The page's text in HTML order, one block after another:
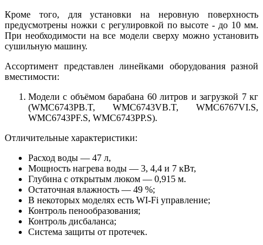
Кроме того, для установки на неровную поверхность
предусмотрены ножки с регулировкой по высоте - до 10 мм.
При необходимости на все модели сверху можно установить
сушильную машину.
Ассортимент представлен линейками оборудования разной
вместимости:
Модели с объёмом барабана 60 литров и загрузкой 7 кг
(WMC6743PB.T, WMC6743VB.T, WMC6767VI.S,
WMC6743PF.S, WMC6743PP.S).
Отличительные характеристики:
Расход воды — 47 л,
Мощность нагрева воды — 3, 4,4 и 7 кВт,
Глубина с открытым люком — 0,915 м.
Остаточная влажность — 49 %;
В некоторых моделях есть WI-Fi управление;
Контроль пенообразования;
Контроль дисбаланса;
Система защиты от протечек.